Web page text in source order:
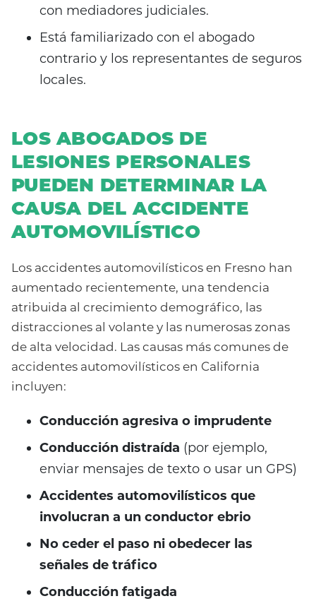
con mediadores judiciales.
Está familiarizado con el abogado
contrario y los representantes de seguros
locales.
LOS ABOGADOS DE
LESIONES PERSONALES
PUEDEN DETERMINAR LA
CAUSA DEL ACCIDENTE
AUTOMOVILÍSTICO
Los accidentes automovilísticos en Fresno han
aumentado recientemente, una tendencia
atribuida al crecimiento demográfico, las
distracciones al volante y las numerosas zonas
de alta velocidad. Las causas más comunes de
accidentes automovilísticos en California
incluyen:
Conducción agresiva o imprudente
Conducción distraída (por ejemplo,
enviar mensajes de texto o usar un GPS)
Accidentes automovilísticos que
involucran a un conductor ebrio
No ceder el paso ni obedecer las
señales de tráfico
Conducción fatigada